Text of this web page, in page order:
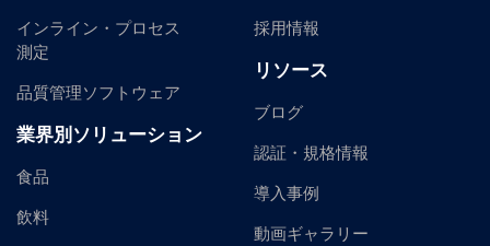
インライン・プロセス
測定
品質管理ソフトウェア
業界別ソリューション
食品
飲料
採用情報
リソース
ブログ
認証・規格情報
導入事例
動画ギャラリー